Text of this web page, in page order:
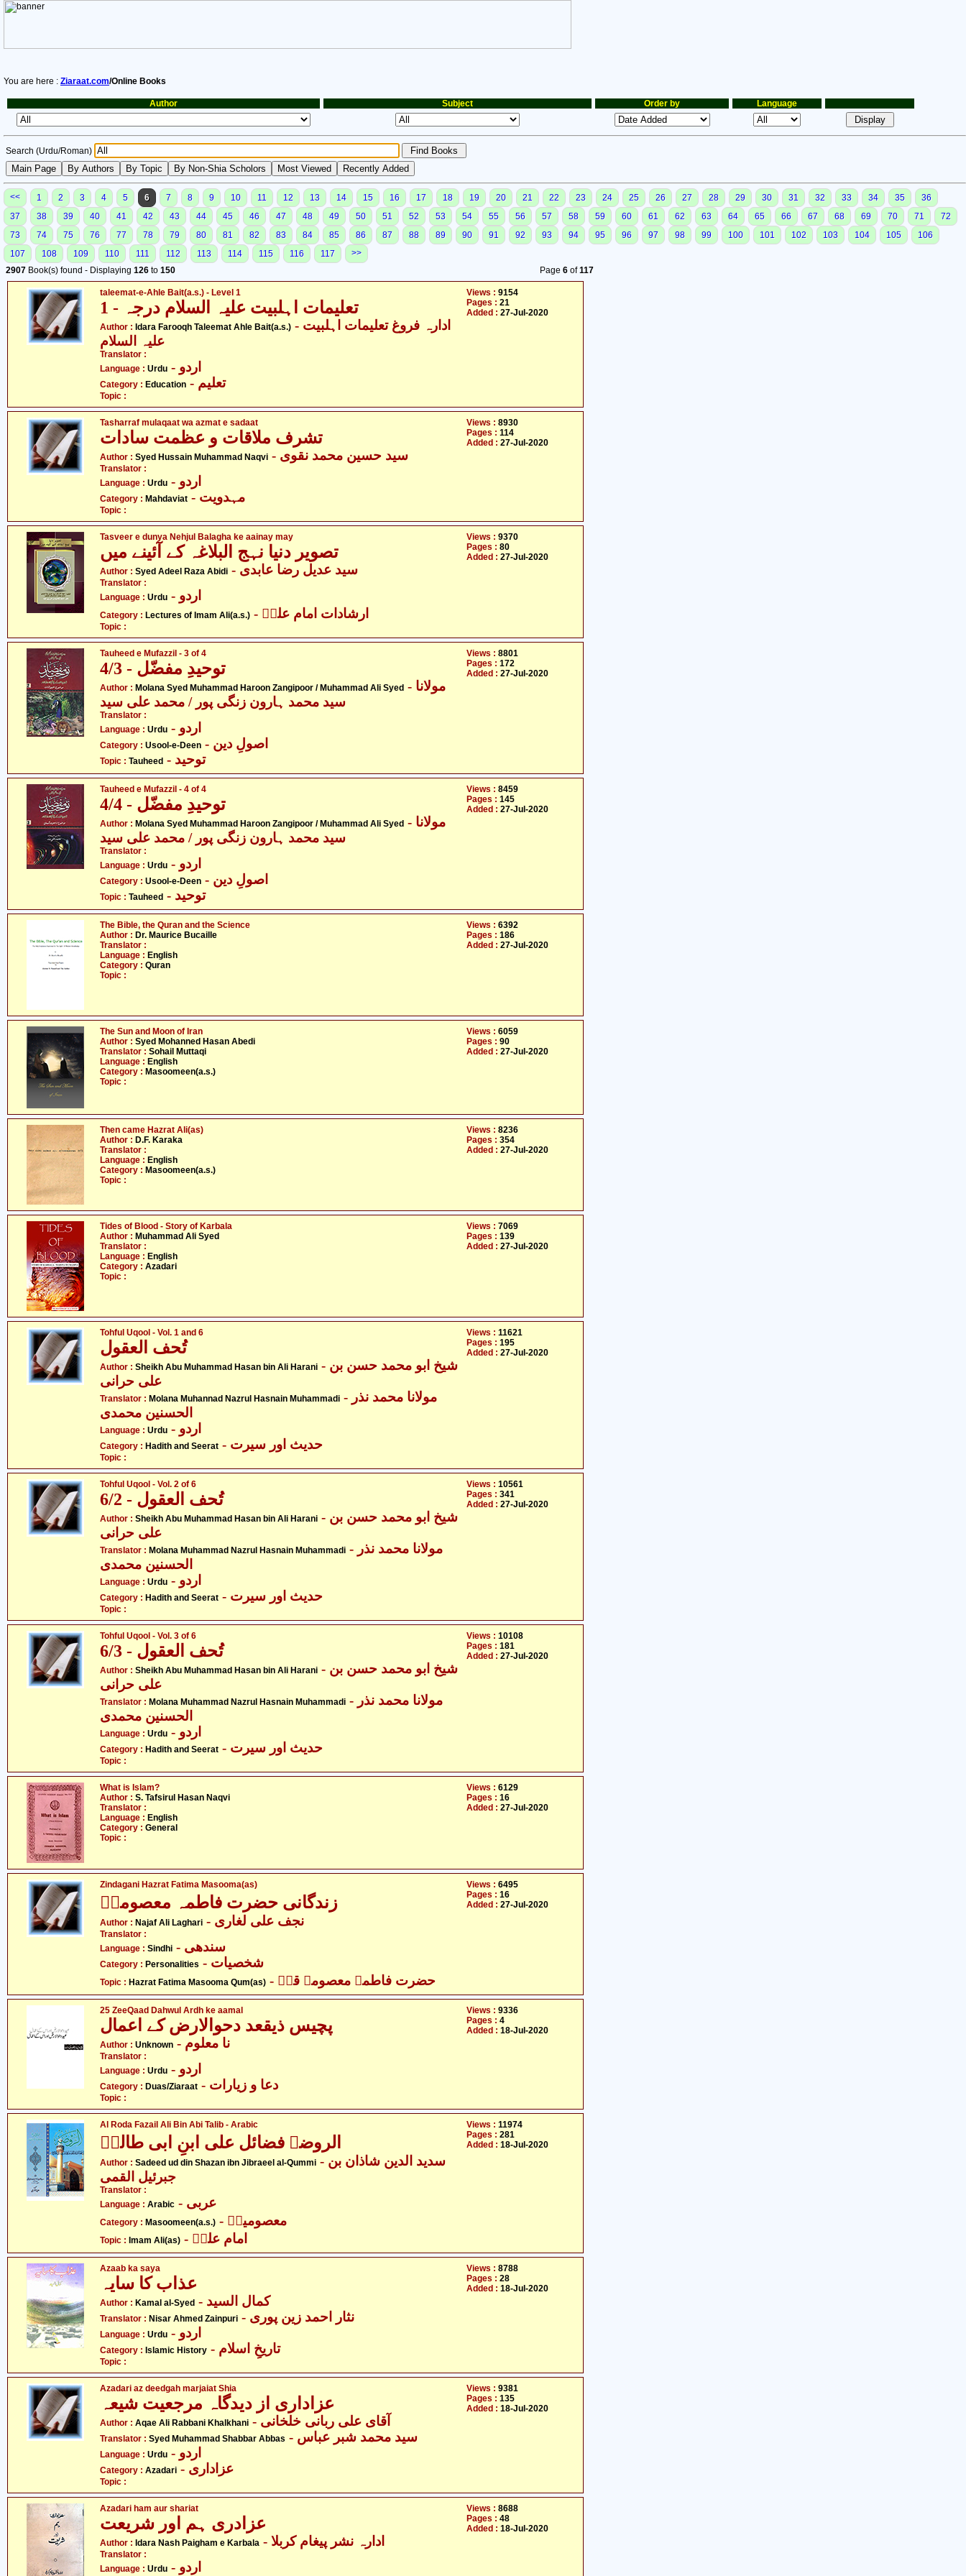
You are here : Ziaraat.com/Online Books
Author Subject Order by Language
Search (Urdu/Roman)
<< 1 2 3 4 5 6 7 8 9 10 11 12 13 14 15 16 17 18 19 20 21 22 23 24 25 26 27 28 29 30 31 32 33 34 35
36
37
38 39 40 41 42 43 44 45 46 47 48 49 50 51 52 53 54 55 56 57 58 59 60 61 62 63 64 65 66 67 68 69 70 71
72
73
74 75 76 77 78 79 80 81 82 83 84 85 86 87 88 89 90 91 92 93 94 95 96 97 98 99 100 101 102 103 104 105
106
107
108 109 110 111 112 113 114 115 116 117
>>
2907 Book(s) found - Displaying 126 to 150 Page 6 of117
taleemat-e-Ahle Bait(a.s.) - Level 1
تعلیمات اہلبیت علیہ السلام درجہ - 1
Author : Idara Farooqh Taleemat Ahle Bait(a.s.) - ادارہ فروغ تعلیمات اہلبیت
علیہ السلام
Translator :
Language : Urdu - اردو
Category : Education - تعلیم
Topic :
Views : 9154
Pages : 21
Added : 27-Jul-2020
Tasharraf mulaqaat wa azmat e sadaat
تشرف ملاقات و عظمت سادات
Author : Syed Hussain Muhammad Naqvi - سید حسین محمد نقوی
Translator :
Language : Urdu - اردو
Category : Mahdaviat - مہدویت
Topic :
Views : 8930
Pages : 114
Added : 27-Jul-2020
Tasveer e dunya Nehjul Balagha ke aainay may
تصویر دنیا نہج البلاغہ کے آئینے میں
Author : Syed Adeel Raza Abidi - سید عدیل رضا عابدی
Translator :
Language : Urdu - اردو
Category : Lectures of Imam Ali(a.s.) - ارشادات امام علیؑ
Topic :
Views : 9370
Pages : 80
Added : 27-Jul-2020
Tauheed e Mufazzil - 3 of 4
توحیدِ مفضّل - 4/3
Author : Molana Syed Muhammad Haroon Zangipoor / Muhammad Ali Syed - مولانا
سید محمد ہارون زنگی پور / محمد علی سید
Translator :
Language : Urdu - اردو
Category : Usool-e-Deen - اصولِ دین
Topic : Tauheed - توحید
Views : 8801
Pages : 172
Added : 27-Jul-2020
Tauheed e Mufazzil - 4 of 4
توحیدِ مفضّل - 4/4
Author : Molana Syed Muhammad Haroon Zangipoor / Muhammad Ali Syed - مولانا
سید محمد ہارون زنگی پور / محمد علی سید
Translator :
Language : Urdu - اردو
Category : Usool-e-Deen - اصولِ دین
Topic : Tauheed - توحید
Views : 8459
Pages : 145
Added : 27-Jul-2020
The Bible, the Quran and the Science
Author : Dr. Maurice Bucaille
Translator :
Language : English
Category : Quran
Topic :
Views : 6392
Pages : 186
Added : 27-Jul-2020
The Sun and Moon of Iran
Author : Syed Mohanned Hasan Abedi
Translator : Sohail Muttaqi
Language : English
Category : Masoomeen(a.s.)
Topic :
Views : 6059
Pages : 90
Added : 27-Jul-2020
Then came Hazrat Ali(as)
Author : D.F. Karaka
Translator :
Language : English
Category : Masoomeen(a.s.)
Topic :
Views : 8236
Pages : 354
Added : 27-Jul-2020
Tides of Blood - Story of Karbala
Author : Muhammad Ali Syed
Translator :
Language : English
Category : Azadari
Topic :
Views : 7069
Pages : 139
Added : 27-Jul-2020
Tohful Uqool - Vol. 1 and 6
تُحف العقول
Author : Sheikh Abu Muhammad Hasan bin Ali Harani - شیخ ابو محمد حسن بن
علی حرانی
Translator : Molana Muhannad Nazrul Hasnain Muhammadi - مولانا محمد نذر
الحسنین محمدی
Language : Urdu - اردو
Category : Hadith and Seerat - حدیث اور سیرت
Topic :
Views : 11621
Pages : 195
Added : 27-Jul-2020
Tohful Uqool - Vol. 2 of 6
تُحف العقول - 6/2
Author : Sheikh Abu Muhammad Hasan bin Ali Harani - شیخ ابو محمد حسن بن
علی حرانی
Translator : Molana Muhammad Nazrul Hasnain Muhammadi - مولانا محمد نذر
الحسنین محمدی
Language : Urdu - اردو
Category : Hadith and Seerat - حدیث اور سیرت
Topic :
Views : 10561
Pages : 341
Added : 27-Jul-2020
Tohful Uqool - Vol. 3 of 6
تُحف العقول - 6/3
Author : Sheikh Abu Muhammad Hasan bin Ali Harani - شیخ ابو محمد حسن بن
علی حرانی
Translator : Molana Muhammad Nazrul Hasnain Muhammadi - مولانا محمد نذر
الحسنین محمدی
Language : Urdu - اردو
Category : Hadith and Seerat - حدیث اور سیرت
Topic :
Views : 10108
Pages : 181
Added : 27-Jul-2020
What is Islam?
Author : S. Tafsirul Hasan Naqvi
Translator :
Language : English
Category : General
Topic :
Views : 6129
Pages : 16
Added : 27-Jul-2020
Zindagani Hazrat Fatima Masooma(as)
زندگانی حضرت فاطمہ معصومہؑ
Author : Najaf Ali Laghari - نجف علی لغاری
Translator :
Language : Sindhi - سندھی
Category : Personalities - شخصیات
Topic : Hazrat Fatima Masooma Qum(as) - حضرت فاطمہ معصومہ قمؑ
Views : 6495
Pages : 16
Added : 27-Jul-2020
25 ZeeQaad Dahwul Ardh ke aamal
پچیس ذیقعد دحوالارض کے اعمال
Author : Unknown - نا معلوم
Translator :
Language : Urdu - اردو
Category : Duas/Ziaraat - دعا و زیارات
Topic :
Views : 9336
Pages : 4
Added : 18-Jul-2020
Al Roda Fazail Ali Bin Abi Talib - Arabic
الروضہ فضائل علی ابنِ ابی طالبؑ
Author : Sadeed ud din Shazan ibn Jibraeel al-Qummi - سدید الدین شاذان بن
جبرئیل القمی
Translator :
Language : Arabic - عربی
Category : Masoomeen(a.s.) - معصومینؑ
Topic : Imam Ali(as) - امام علیؑ
Views : 11974
Pages : 281
Added : 18-Jul-2020
Azaab ka saya
عذاب کا سایہ
Author : Kamal al-Syed - کمال السید
Translator : Nisar Ahmed Zainpuri - نثار احمد زین پوری
Language : Urdu - اردو
Category : Islamic History - تاریخِ اسلام
Topic :
Views : 8788
Pages : 28
Added : 18-Jul-2020
Azadari az deedgah marjaiat Shia
عزاداری از دیدگاہ مرجعیت شیعہ
Author : Aqae Ali Rabbani Khalkhani - آقای علی ربانی خلخانی
Translator : Syed Muhammad Shabbar Abbas - سید محمد شبر عباس
Language : Urdu - اردو
Category : Azadari - عزاداری
Topic :
Views : 9381
Pages : 135
Added : 18-Jul-2020
Azadari ham aur shariat
عزادری ہم اور شریعت
Author : Idara Nash Paigham e Karbala - ادارہ نشر پیغام کربلا
Translator :
Language : Urdu
- اردو
Views : 8688
Pages : 48
Added : 18-Jul-2020